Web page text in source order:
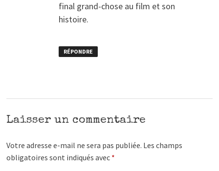
final grand-chose au film et son
histoire.
RÉPONDRE
Laisser un commentaire
Votre adresse e-mail ne sera pas publiée. Les champs
obligatoires sont indiqués avec *